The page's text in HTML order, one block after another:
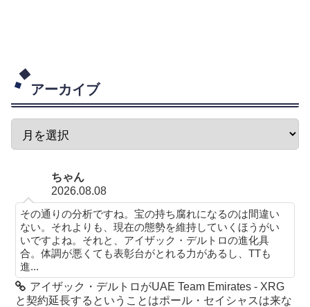
アーカイブ
ちゃん
2026.08.08
その通りの分析ですね。宝の持ち腐れになるのは間違い
ない。それよりも、現在の態勢を維持していくほうがい
いですよね。それと、アイザック・デルトロの進化具
合。体調が悪くても表彰台がとれる力があるし、TTも
進...
アイザック・デルトロがUAE Team Emirates - XRG
と契約延長するということはポール・セイシャスは来な